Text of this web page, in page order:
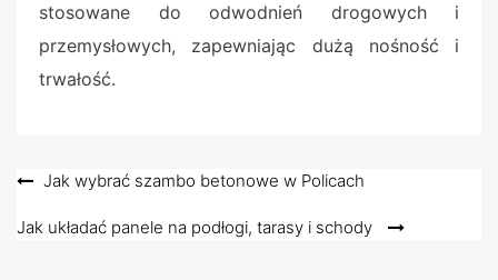
stosowane do odwodnień drogowych i
przemysłowych, zapewniając dużą nośność i
trwałość.
Nawigacja
wpisu
Jak wybrać szambo betonowe w Policach
Jak układać panele na podłogi, tarasy i schody